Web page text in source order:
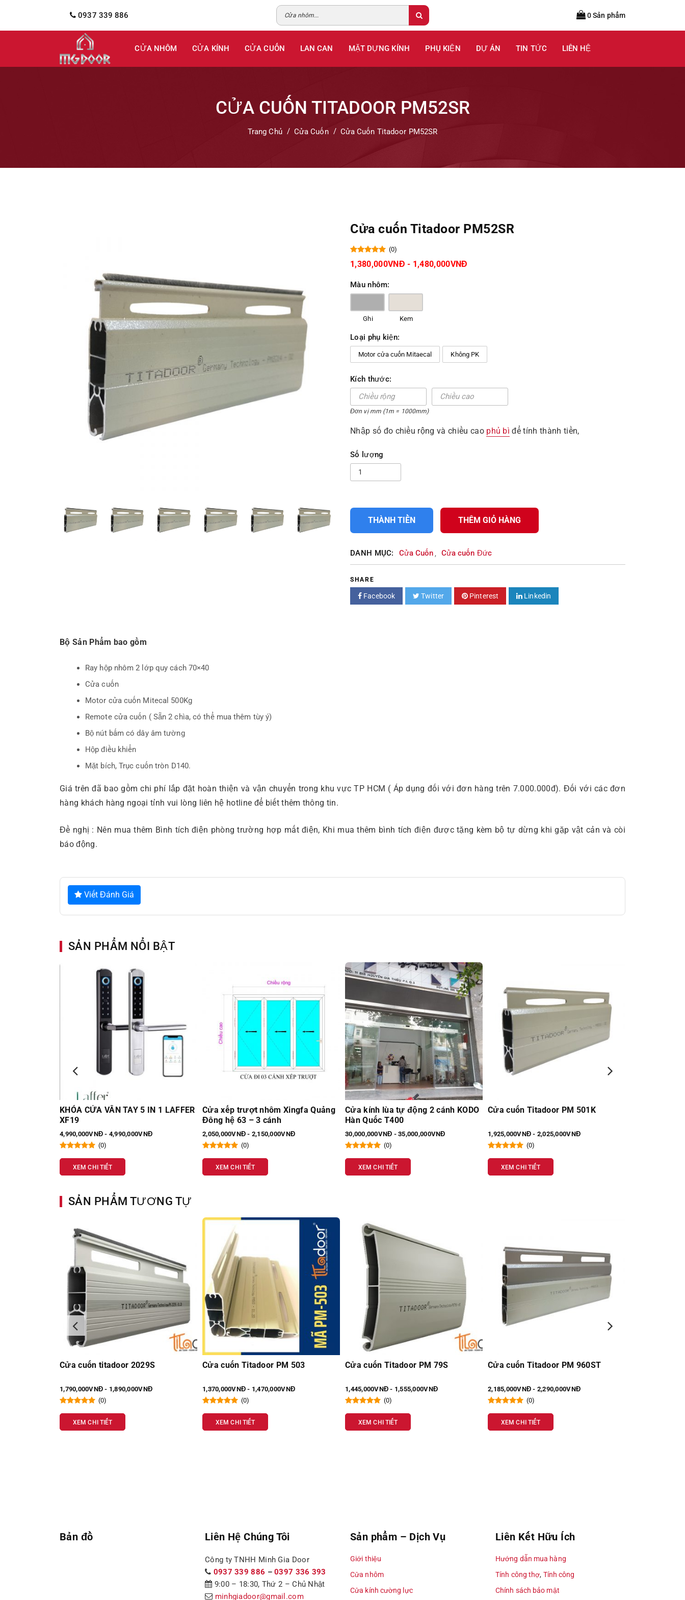
0937 339 886 0 Sản phẩm
CỬA NHÔM CỬA KÍNH CỬA CUỐN LAN CAN MẶT DỰNG KÍNH PHỤ KIỆN DỰ ÁN TIN TỨC LIÊN HỆ
CỬA CUỐN TITADOOR PM52SR
Trang Chủ Cửa Cuốn Cửa Cuốn Titadoor PM52SR
Cửa cuốn Titadoor PM52SR
(0)
1,380,000VNĐ - 1,480,000VNĐ
Màu nhôm:
Ghi Kem
Loại phụ kiện:
Motor cửa cuốn Mitaecal Không PK
Kích thước:
Đơn vị mm (1m = 1000mm)
Nhập số đo chiều rộng và chiều cao phủ bì để tính thành tiền,
Số lượng
THÀNH TIỀN THÊM GIỎ HÀNG
DANH MỤC: Cửa Cuốn , Cửa cuốn Đức
SHARE
Facebook Twitter Pinterest Linkedin
Bộ Sản Phẩm bao gồm
Ray hộp nhôm 2 lớp quy cách 70×40
Cửa cuốn
Motor cửa cuốn Mitecal 500Kg
Remote cửa cuốn ( Sẵn 2 chìa, có thể mua thêm tùy ý)
Bộ nút bấm có dây âm tường
Hộp điều khiển
Mặt bích, Trục cuốn tròn D140.
Giá trên đã bao gồm chi phí lắp đặt hoàn thiện và vận chuyển trong khu vực TP HCM ( Áp dụng đối với đơn hàng trên 7.000.000đ). Đối với các đơn
hàng khách hàng ngoại tỉnh vui lòng liên hệ hotline để biết thêm thông tin.
Đề nghị : Nên mua thêm Bình tích điện phòng trường hợp mất điện, Khi mua thêm bình tích điện được tặng kèm bộ tự dừng khi gặp vật cản và còi
báo động.
Viết Đánh Giá
SẢN PHẨM NỔI BẬT
KHÓA CỬA VÂN TAY 5 IN 1 LAFFER
XF19
4,990,000VNĐ - 4,990,000VNĐ
(0)
XEM CHI TIẾT
Cửa xếp trượt nhôm Xingfa Quảng
Đông hệ 63 – 3 cánh
2,050,000VNĐ - 2,150,000VNĐ
(0)
XEM CHI TIẾT
Cửa kính lùa tự động 2 cánh KODO
Hàn Quốc T400
30,000,000VNĐ - 35,000,000VNĐ
(0)
XEM CHI TIẾT
Cửa cuốn Titadoor PM 501K
1,925,000VNĐ - 2,025,000VNĐ
(0)
XEM CHI TIẾT
SẢN PHẨM TƯƠNG TỰ
Cửa cuốn titadoor 2029S
1,790,000VNĐ - 1,890,000VNĐ
(0)
XEM CHI TIẾT
Cửa cuốn Titadoor PM 503
1,370,000VNĐ - 1,470,000VNĐ
(0)
XEM CHI TIẾT
Cửa cuốn Titadoor PM 79S
1,445,000VNĐ - 1,555,000VNĐ
(0)
XEM CHI TIẾT
Cửa cuốn Titadoor PM 960ST
2,185,000VNĐ - 2,290,000VNĐ
(0)
XEM CHI TIẾT
Bản đồ Liên Hệ Chúng Tôi
Công ty TNHH Minh Gia Door
0937 339 886 –0397 336 393
9:00 – 18:30, Thứ 2 – Chủ Nhật
minhgiadoor@gmail.com
Sản phẩm – Dịch Vụ
Giới thiệu
Cửa nhôm
Cửa kính cường lực
Liên Kết Hữu Ích
Hướng dẫn mua hàng
Tính công thợ, Tính công
Chính sách bảo mật